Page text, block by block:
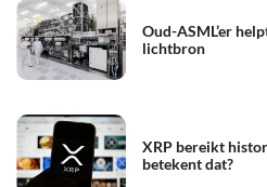
Oud-ASML’er
lichtbron
XRP bereikt
betekent dat?